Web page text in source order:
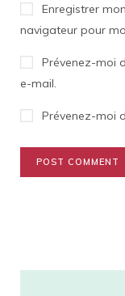
Enregistrer
navigateur pour
Prévenez-moi
e-mail.
Prévenez-moi